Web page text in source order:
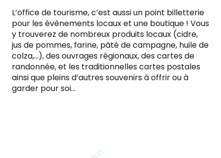
L’office de tourisme, c’est aussi un point billetterie
pour les évènements locaux et une boutique ! Vous
y trouverez de nombreux produits locaux (cidre,
jus de pommes, farine, pâté de campagne, huile de
colza,…), des ouvrages régionaux, des cartes de
randonnée, et les traditionnelles cartes postales
ainsi que pleins d’autres souvenirs à offrir ou à
garder pour soi…